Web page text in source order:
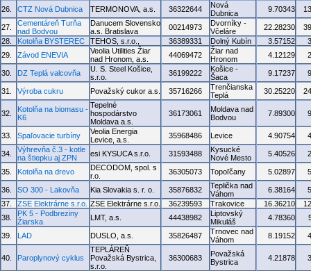
26.
CTZ Nová Dubnica TERMONOVA, a.s. 36322644
Nová
Dubnica
9.70343
27.
Cementáreň Turňa
nad Bodvou
Danucem Slovensko
a.s. Bratislava
00214973
Dvorníky -
Včeláre
22.28230
28.
Kotolňa BYSTEREC TEHOS, s.r.o., 36389331 Dolný Kubín 3.57152
29.
Závod ENEVIA
Veolia Utilities Žiar
nad Hronom, a.s.
44069472
Žiar nad
Hronom
4.12129
30. DZ Teplá valcovňa
U. S. Steel Košice,
s.r.o.
36199222
Košice -
Šaca
9.17237
31. Výroba cukru Považský cukor a.s. 35716266
Trenčianska
Teplá
30.25220
32.
Kotolňa na biomasu -
K6
Tepelné
hospodárstvo
Moldava a.s.
36173061
Moldava nad
Bodvou
7.89300
33. Spaľovacie turbíny
Veolia Energia
Levice, a.s.
35968486 Levice 4.90754
34.
Výhrevňa č.3 - kotle
na štiepku aj ZPN
esi KYSUCA s.r.o. 31593488
Kysucké
Nové Mesto
5.40526
35. Kotolňa na drevo
DECODOM, spol. s
r.o.
36305073 Topoľčany 5.02897
36. SO 300 - Lakovňa Kia Slovakia s. r. o. 35876832
Teplička nad
Váhom
6.38164
37.
ZSE Elektrárne s.r.o. ZSE Elektrárne s.r.o. 36239593 Trakovice 16.36210
38.
PK 5 - Podbreziny
Žiarska
LMT, a.s. 44438982
Liptovský
Mikuláš
4.78360
39. LAD DUSLO, a.s. 35826487
Trnovec nad
Váhom
8.19152
40. Paroplynový cyklus
TEPLÁREŇ
Považská Bystrica,
s.r.o.
36300683
Považská
Bystrica
4.21878